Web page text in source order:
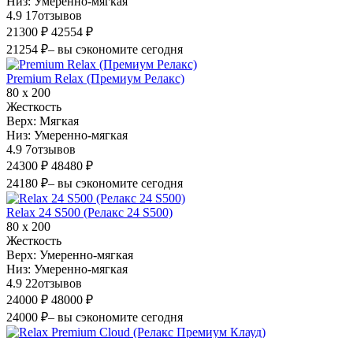
4.9 17отзывов
21300 ₽ 42554 ₽
21254 ₽– вы сэкономите сегодня
Premium Relax (Премиум Релакс)
80 х 200
Жесткость
Верх: Мягкая
Низ: Умеренно-мягкая
4.9 7отзывов
24300 ₽ 48480 ₽
24180 ₽– вы сэкономите сегодня
Relax 24 S500 (Релакс 24 S500)
80 х 200
Жесткость
Верх: Умеренно-мягкая
Низ: Умеренно-мягкая
4.9 22отзывов
24000 ₽ 48000 ₽
24000 ₽– вы сэкономите сегодня